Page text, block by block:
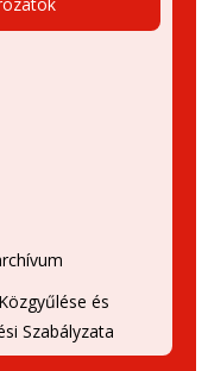
és
Szabályzata